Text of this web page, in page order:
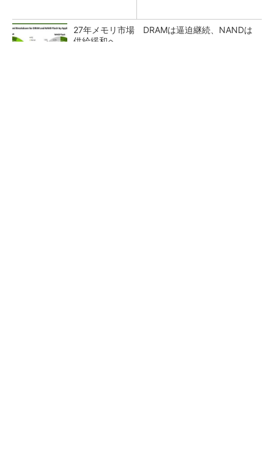
27年メモリ市場 DRAMは逼迫継続、NANDは
供給緩和へ